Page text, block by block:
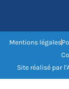
Mentions légales
Site réalisé par